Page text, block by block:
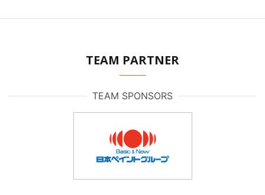
TEAM PARTNER
TEAM SPONSORS